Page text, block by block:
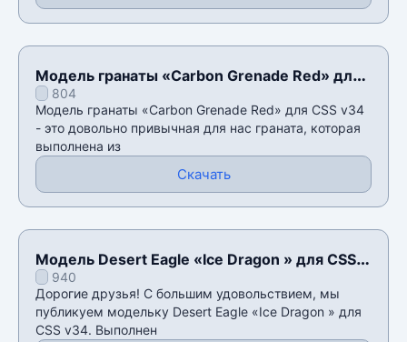
Модель гранаты «Carbon Grenade Red» для
CSS v34
804
Модель гранаты «Carbon Grenade Red» для CSS v34
- это довольно привычная для нас граната, которая
выполнена из
Скачать
Модель Desert Eagle «Ice Dragon » для CSS
v34940
Дорогие друзья! С большим удовольствием, мы
публикуем модельку Desert Eagle «Ice Dragon » для
CSS v34. Выполнен